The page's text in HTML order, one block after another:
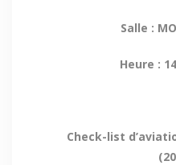
Salle :
Heure :
Check-list